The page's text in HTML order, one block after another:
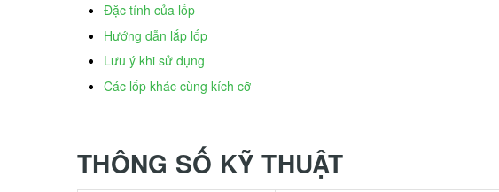
Đặc tính của lốp
Hướng dẫn lắp lốp
Lưu ý khi sử dụng
Các lốp khác cùng kích cỡ
THÔNG SỐ KỸ THUẬT